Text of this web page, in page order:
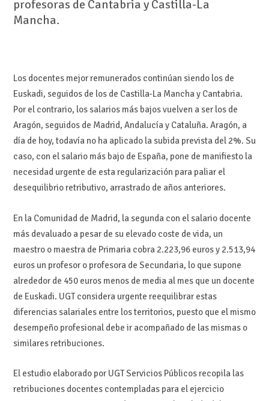
profesoras de Cantabria y Castilla-La
Mancha.
Los docentes mejor remunerados continúan siendo los de
Euskadi, seguidos de los de Castilla-La Mancha y Cantabria.
Por el contrario, los salarios más bajos vuelven a ser los de
Aragón, seguidos de Madrid, Andalucía y Cataluña. Aragón, a
día de hoy, todavía no ha aplicado la subida prevista del 2%. Su
caso, con el salario más bajo de España, pone de manifiesto la
necesidad urgente de esta regularización para paliar el
desequilibrio retributivo, arrastrado de años anteriores.
En la Comunidad de Madrid, la segunda con el salario docente
más devaluado a pesar de su elevado coste de vida, un
maestro o maestra de Primaria cobra 2.223,96 euros y 2.513,94
euros un profesor o profesora de Secundaria, lo que supone
alrededor de 450 euros menos de media al mes que un docente
de Euskadi. UGT considera urgente reequilibrar estas
diferencias salariales entre los territorios, puesto que el mismo
desempeño profesional debe ir acompañado de las mismas o
similares retribuciones.
El estudio elaborado por UGT Servicios Públicos recopila las
retribuciones docentes contempladas para el ejercicio